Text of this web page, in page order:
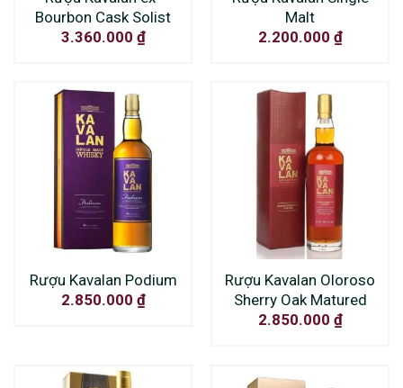
Bourbon Cask Solist
3.360.000 ₫
Malt
2.200.000 ₫
Rượu Kavalan Podium
2.850.000 ₫
Rượu Kavalan Oloroso
Sherry Oak Matured
2.850.000 ₫